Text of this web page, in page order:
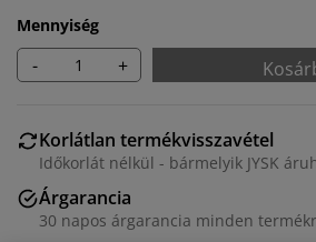
Mennyiség
- +
Korlátlan termékvisszavétel
Időkorlát nélkül - bármelyik JYSK
Árgarancia
30 napos árgarancia minden